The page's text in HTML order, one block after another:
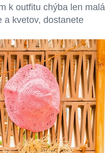
k outfitu chýba len malá
a kvetov, dostanete